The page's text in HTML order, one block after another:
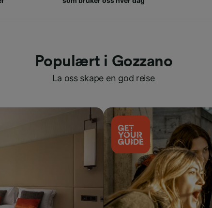
Populært i Gozzano
La oss skape en god reise